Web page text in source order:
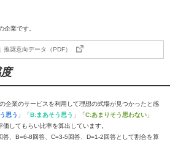
企業です。
推奨意向データ（PDF）
企業のサービスを利用して理想の式場が見つかったと感
思う 」「B:まあそう思う 」「C:あまりそう思わない 」
価してもらい比率を算出しています。
、B=6-8回答、C=3-5回答、D=1-2回答として割合を算